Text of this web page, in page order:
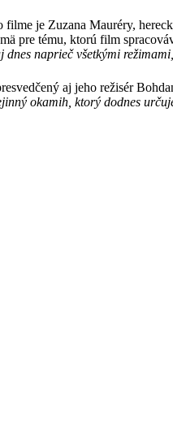
je Zuzana Mauréry,
pre tému, ktorú film
naprieč všetkými
aj jeho režisér
okamih, ktorý dodnes